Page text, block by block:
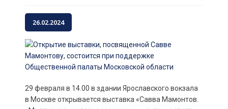
26.02.2024
29 февраля в 14.00 в здании Ярославского вокзала
в Москве открывается выставка «Савва Мамонтов.